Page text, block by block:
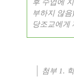
후 수업에
부하지 않
당조교에게
첨부 1.